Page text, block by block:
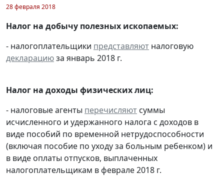
28 февраля 2018
Налог на добычу полезных ископаемых:
- налогоплательщики представляют налоговую
декларациюза январь 2018 г.
Налог на доходы физических лиц:
- налоговые агенты перечисляют суммы
исчисленного и удержанного налога с доходов в
виде пособий по временной нетрудоспособности
(включая пособие по уходу за больным ребенком) и
в виде оплаты отпусков, выплаченных
налогоплательщикам в феврале 2018 г.